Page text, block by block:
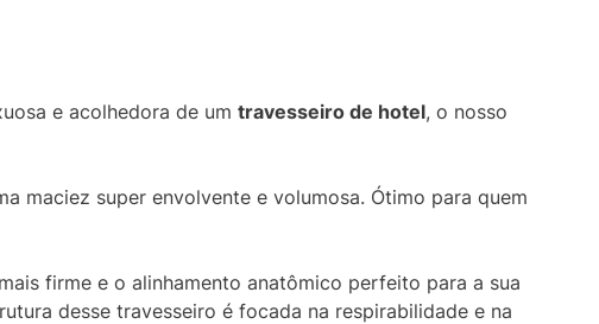
e acolhedora de um travesseiro de hotel, o nosso
maciez super envolvente e volumosa. Ótimo para quem
firme e o alinhamento anatômico perfeito para a sua
desse travesseiro é focada na respirabilidade e na